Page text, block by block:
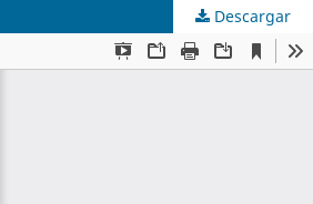
Descargar